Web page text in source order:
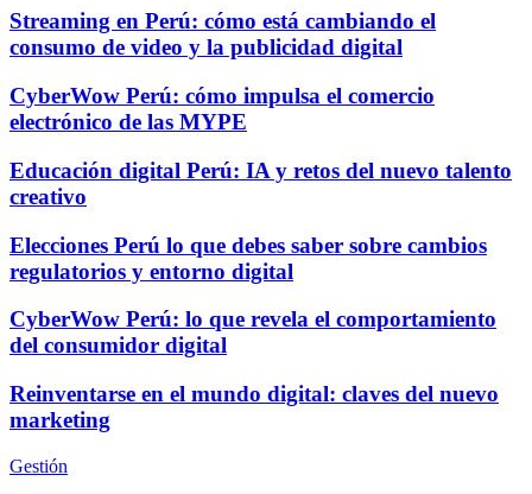
Streaming en Perú: cómo está cambiando el
consumo de video y la publicidad digital
CyberWow Perú: cómo impulsa el comercio
electrónico de las MYPE
Educación digital Perú: IA y retos del nuevo talento
creativo
Elecciones Perú lo que debes saber sobre cambios
regulatorios y entorno digital
CyberWow Perú: lo que revela el comportamiento
del consumidor digital
Reinventarse en el mundo digital: claves del nuevo
marketing
Gestión